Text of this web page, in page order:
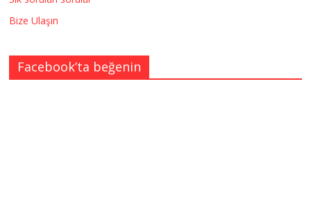
Bize Ulaşın
Facebook’ta beğenin